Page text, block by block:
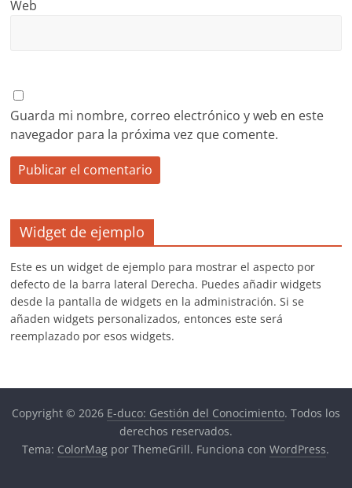
Web
Guarda mi nombre, correo electrónico y web en este
navegador para la próxima vez que comente.
Widget de ejemplo
Este es un widget de ejemplo para mostrar el aspecto por
defecto de la barra lateral Derecha. Puedes añadir widgets
desde la pantalla de widgets en la administración. Si se
añaden widgets personalizados, entonces este será
reemplazado por esos widgets.
Copyright © 2026 E-duco: Gestión del Conocimiento. Todos los
derechos reservados.
Tema: ColorMag por ThemeGrill. Funciona conWordPress.